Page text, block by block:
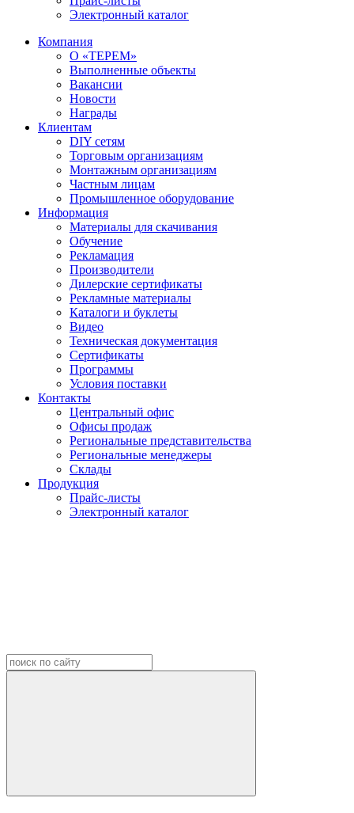
Электронный каталог
Компания
О «ТЕРЕМ»
Выполненные объекты
Вакансии
Новости
Награды
Клиентам
DIY сетям
Торговым организациям
Монтажным организациям
Частным лицам
Промышленное оборудование
Информация
Материалы для скачивания
Обучение
Рекламация
Производители
Дилерские сертификаты
Рекламные материалы
Каталоги и буклеты
Видео
Техническая документация
Сертификаты
Программы
Условия поставки
Контакты
Центральный офис
Офисы продаж
Региональные представительства
Региональные менеджеры
Склады
Продукция
Прайс-листы
Электронный каталог